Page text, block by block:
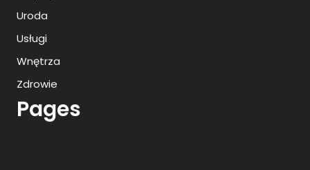
Uroda
Usługi
Wnętrza
Zdrowie
Pages